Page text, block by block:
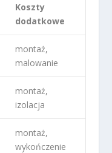
Koszty
dodatkowe
montaż,
malowanie
montaż,
izolacja
montaż,
wykończenie